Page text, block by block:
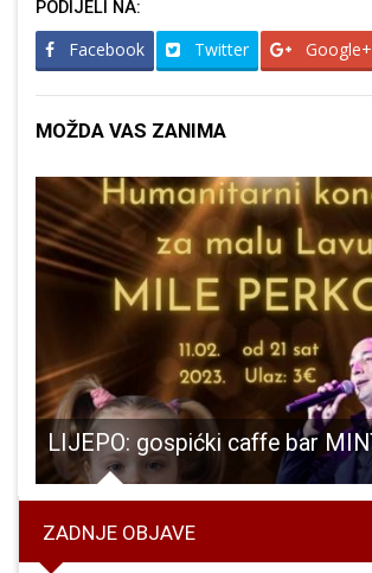
PODIJELI NA:
Facebook Twitter Google+
MOŽDA VAS ZANIMA
ZADNJE OBJAVE